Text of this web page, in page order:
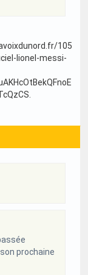
105
lionel-messi-
prochaine